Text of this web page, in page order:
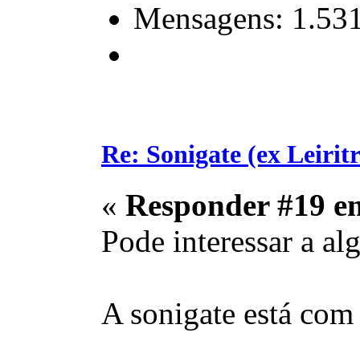
Mensagens:
Re: Sonigate (ex
« Responder #19
Pode interessar a
A sonigate está